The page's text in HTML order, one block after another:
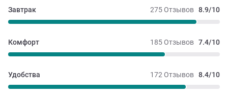
275 Отзывов 8.9/10
Завтрак
185 Отзывов 7.4/10
Комфорт
172 Отзывов 8.4/10
Удобства